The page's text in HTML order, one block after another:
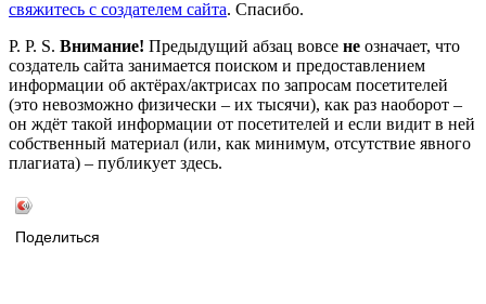
свяжитесь с создателем сайта. Спасибо.
P. P. S. Внимание! Предыдущий абзац вовсе не означает, что
создатель сайта занимается поиском и предоставлением
информации об актёрах/актрисах по запросам посетителей
(это невозможно физически – их тысячи), как раз наоборот –
он ждёт такой информации от посетителей и если видит в ней
собственный материал (или, как минимум, отсутствие явного
плагиата) – публикует здесь.
Поделиться